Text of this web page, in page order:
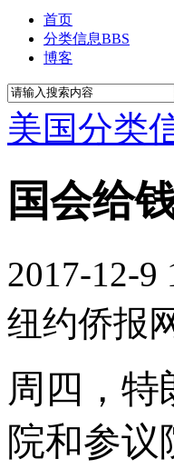
首页
分类信息BBS
博客
美国分类
国会给
2017-12-9
纽约侨报
周四，
院和参